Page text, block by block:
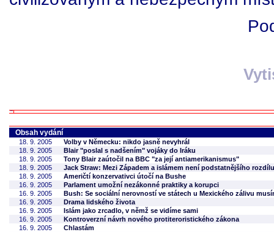
Obsah vydání
18. 9. 2005
Volby v Německu: nikdo jasně nevyhrál
18. 9. 2005
Blair "poslal s nadšením" vojáky do Iráku
18. 9. 2005
Tony Blair zaútočil na BBC "za její antiamerikanismus"
18. 9. 2005
Jack Straw: Mezi Západem a islámem není podstatnějšího rozdílu
18. 9. 2005
Američtí konzervativci útočí na Bushe
16. 9. 2005
Parlament umožní nezákonné praktiky a korupci
16. 9. 2005
Bush: Se sociální nerovností ve státech u Mexického zálivu
16. 9. 2005
Drama lidského života
16. 9. 2005
Islám jako zrcadlo, v němž se vidíme sami
16. 9. 2005
Kontroverzní návrh nového protiteroristického zákona
16. 9. 2005
Chlastám